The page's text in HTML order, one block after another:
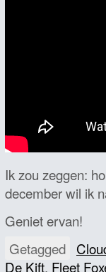
Ik zou zeggen:
december wil ik
Geniet ervan!
Getagged
De Kift, Fleet